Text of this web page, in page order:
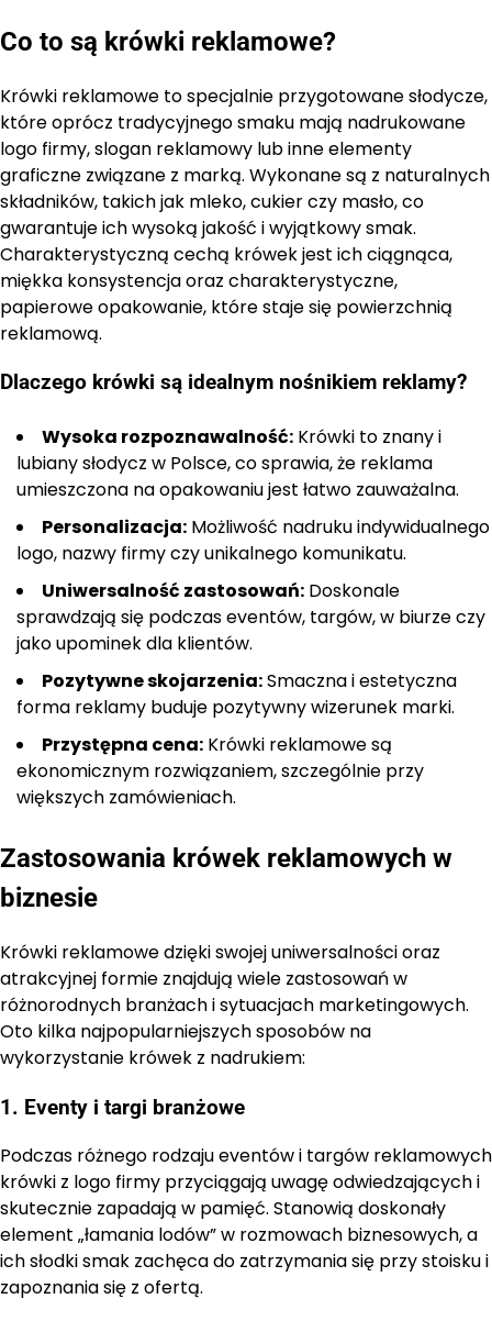
Co to są krówki reklamowe?
Krówki reklamowe to specjalnie przygotowane słodycze,
które oprócz tradycyjnego smaku mają nadrukowane
logo firmy, slogan reklamowy lub inne elementy
graficzne związane z marką. Wykonane są z naturalnych
składników, takich jak mleko, cukier czy masło, co
gwarantuje ich wysoką jakość i wyjątkowy smak.
Charakterystyczną cechą krówek jest ich ciągnąca,
miękka konsystencja oraz charakterystyczne,
papierowe opakowanie, które staje się powierzchnią
reklamową.
Dlaczego krówki są idealnym nośnikiem reklamy?
Wysoka rozpoznawalność: Krówki to znany i
lubiany słodycz w Polsce, co sprawia, że reklama
umieszczona na opakowaniu jest łatwo zauważalna.
Personalizacja: Możliwość nadruku indywidualnego
logo, nazwy firmy czy unikalnego komunikatu.
Uniwersalność zastosowań: Doskonale
sprawdzają się podczas eventów, targów, w biurze czy
jako upominek dla klientów.
Pozytywne skojarzenia:Smaczna i estetyczna
forma reklamy buduje pozytywny wizerunek marki.
Przystępna cena: Krówki reklamowe są
ekonomicznym rozwiązaniem, szczególnie przy
większych zamówieniach.
Zastosowania krówek reklamowych w
biznesie
Krówki reklamowe dzięki swojej uniwersalności oraz
atrakcyjnej formie znajdują wiele zastosowań w
różnorodnych branżach i sytuacjach marketingowych.
Oto kilka najpopularniejszych sposobów na
wykorzystanie krówek z nadrukiem:
1. Eventy i targi branżowe
Podczas różnego rodzaju eventów i targów reklamowych
krówki z logo firmy przyciągają uwagę odwiedzających i
skutecznie zapadają w pamięć. Stanowią doskonały
element „łamania lodów” w rozmowach biznesowych, a
ich słodki smak zachęca do zatrzymania się przy stoisku i
zapoznania się z ofertą.